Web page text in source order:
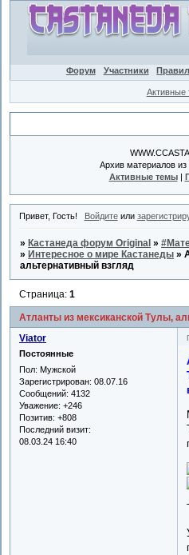
Форум Участники
Активные
Архив материалов
Активные темы|
Привет, Гость! Войдитеили
» Кастанеда форум Original »
» Интересное о мире Кастанеды »
альтернативный взгляд
Атланты из мексиканской Тулы,
Страница:1
Viator
Постоянные
Пол: Мужской
Зарегистрирован: 08.07.16
Сообщений: 4132
Уважение: +246
Позитив: +808
Последний визит:
08.03.24 16:40